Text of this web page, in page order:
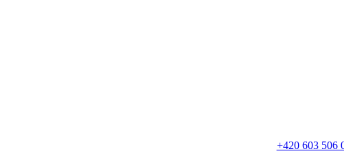
+420 603 506